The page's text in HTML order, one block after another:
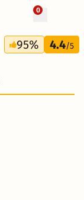
0
3 Tage
119 €
+ 18 Fotos
95% 4.4/5